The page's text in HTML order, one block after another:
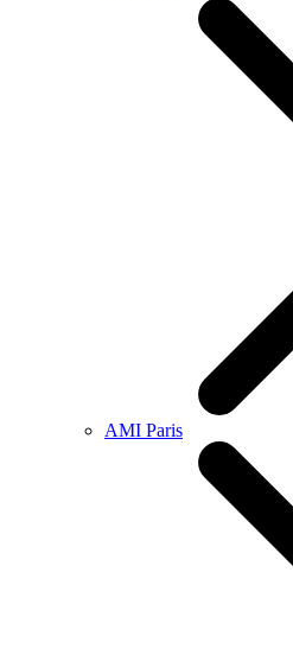
AMI Paris